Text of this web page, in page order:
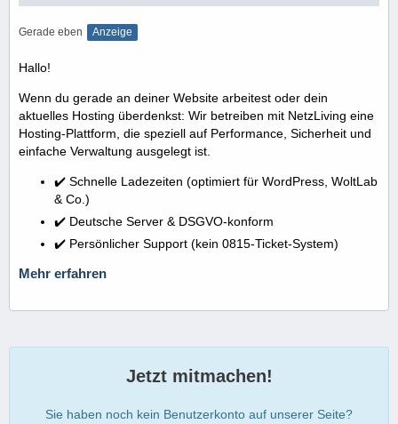
Gerade eben Anzeige
Hallo!
Wenn du gerade an deiner Website arbeitest oder dein
aktuelles Hosting überdenkst: Wir betreiben mit NetzLiving eine
Hosting-Plattform, die speziell auf Performance, Sicherheit und
einfache Verwaltung ausgelegt ist.
✔️ Schnelle Ladezeiten (optimiert für WordPress, WoltLab
& Co.)
✔️ Deutsche Server & DSGVO-konform
✔️ Persönlicher Support (kein 0815-Ticket-System)
Mehr erfahren
Jetzt mitmachen!
Sie haben noch kein Benutzerkonto auf unserer Seite?